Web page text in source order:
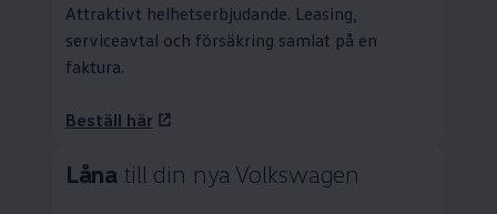
Attraktivt helhetserbjudande. Leasing
serviceavtal och försäkring samlat på en
faktura.
Beställ här
Låna till din nya Volkswagen